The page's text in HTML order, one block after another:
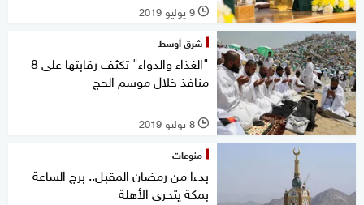
l 9 يوليو 2019
شرق أوسط
"الغذاء والدواء" تكثف رقابتها على 8
منافذ خلال موسم الحج
l 8 يوليو 2019
منوعات
بدءا من رمضان المقبل.. برج الساعة
بمكة يتحرى الأهلة